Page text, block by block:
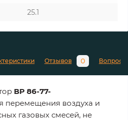
25.1
Отзывов 0 Вопросы
ВР 86-77-
перемещения воздуха и
газовых смесей, не